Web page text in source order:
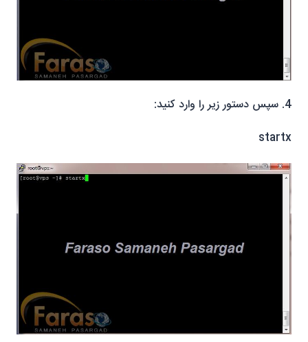
4. سپس دستور زیر را وارد کنید:
startx